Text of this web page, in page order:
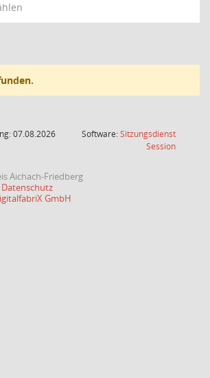
07.08.2026
Software:Sitzungsdienst
Session(Wird in
Aichach-Friedberg
Datenschutz
GmbH